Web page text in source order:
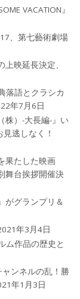
VACATION』
、第七藝術劇場
映延長決定、
落語とクラシカ
年7月6日
株）-大長編-』い
逃しなく！
果たした映画
舞台挨拶開催決
がグランプリ＆
年3月4日
ム作品の歴史と
ンネルの乱！勝
年1月3日